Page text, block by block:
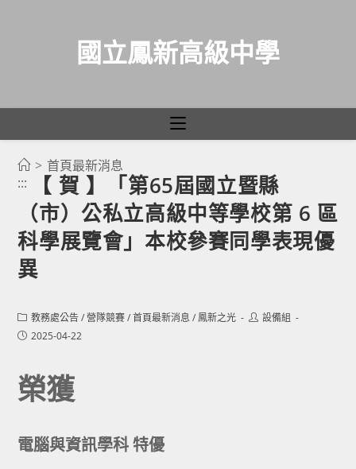
國立鳳新高級中學
> 首頁最新消息
:::
【 賀 】「第65屆國立暨縣
（市）公私立高級中等學校第 6 區
科學展覽會」本校參賽同學表現優
異
Post
category:
教務處公告 / 營隊競賽 / 首頁最新消息 / 鳳新之光
Post設備組
Post2025-04-22
榮獲
電腦與資訊學科 特優